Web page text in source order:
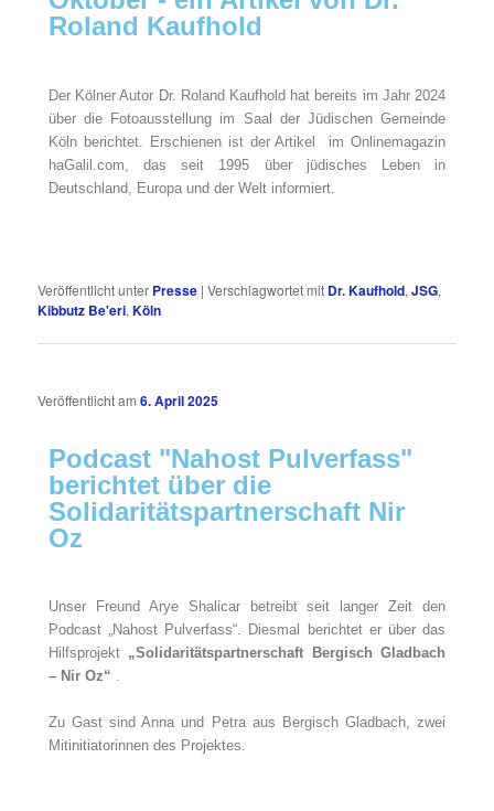
Roland Kaufhold
Der Kölner Autor Dr. Roland Kaufhold hat bereits im Jahr 2024
über die Fotoausstellung im Saal der Jüdischen Gemeinde
Köln berichtet. Erschienen ist der Artikel im Onlinemagazin
haGalil.com, das seit 1995 über jüdisches Leben in
Deutschland, Europa und der Welt informiert.
Veröffentlicht unter Presse |Verschlagwortet mit Dr. Kaufhold,JSG,
Kibbutz Be'eri,Köln
Veröffentlicht am6. April 2025
Podcast "Nahost Pulverfass"
berichtet über die
Solidaritätspartnerschaft Nir
Oz
Unser Freund Arye Shalicar betreibt seit langer Zeit den
Podcast „Nahost Pulverfass“. Diesmal berichtet er über das
Hilfsprojekt „Solidaritätspartnerschaft Bergisch Gladbach
– Nir Oz“ .
Zu Gast sind Anna und Petra aus Bergisch Gladbach, zwei
Mitinitiatorinnen des Projektes.